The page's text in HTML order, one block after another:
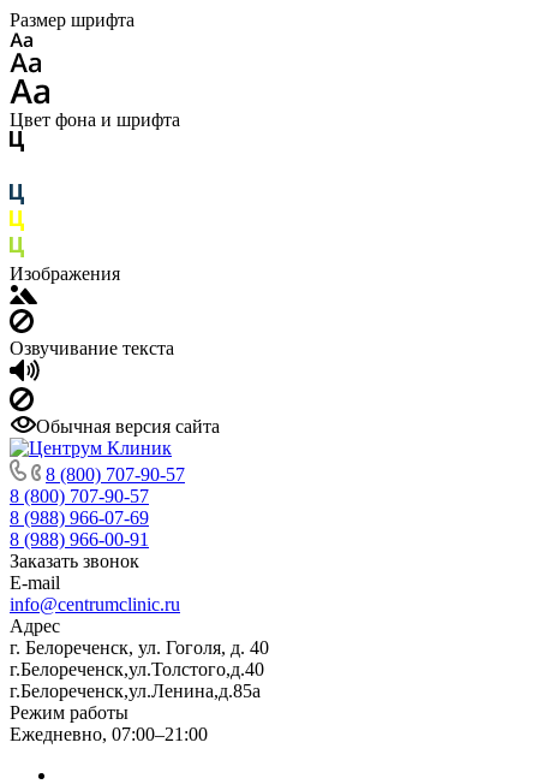
Размер шрифта
Цвет фона и шрифта
Изображения
Озвучивание текста
Обычная версия сайта
8 (800) 707-90-57
8 (800) 707-90-57
8 (988) 966-07-69
8 (988) 966-00-91
Заказать звонок
E-mail
info@centrumclinic.ru
Адрес
г. Белореченск, ул. Гоголя, д. 40
г.Белореченск,ул.Толстого,д.40
г.Белореченск,ул.Ленина,д.85а
Режим работы
Ежедневно, 07:00–21:00